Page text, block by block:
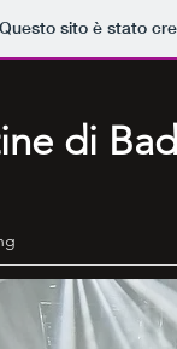
Questo sito è stato
di